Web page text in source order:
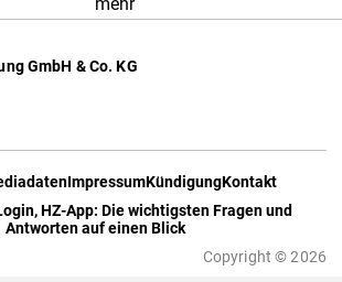
GmbH & Co. KG
ImpressumKündigungKontakt
HZ-App: Die wichtigsten Fragen und
Antworten auf einen Blick
Copyright © 2026